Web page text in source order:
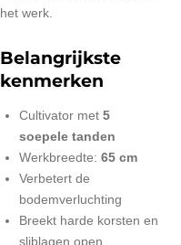
het werk.
Belangrijkste
kenmerken
Cultivator met 5
soepele tanden
Werkbreedte: 65 cm
Verbetert de
bodemverluchting
Breekt harde korsten en
sliblagen open